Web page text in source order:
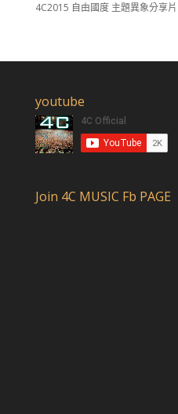
4C2015 自由國度 主題異象分享片
youtube
Join 4C MUSIC Fb PAGE